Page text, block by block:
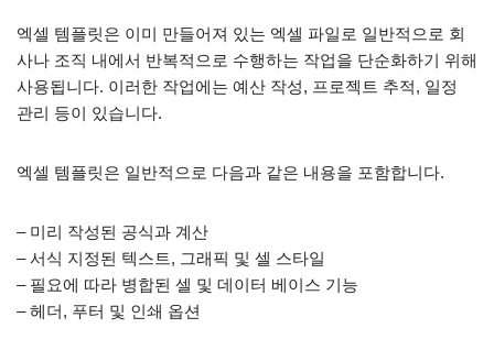
엑셀 템플릿은 이미 만들어져 있는 엑셀 파일로 일반적으로 회
사나 조직 내에서 반복적으로 수행하는 작업을 단순화하기 위해
사용됩니다. 이러한 작업에는 예산 작성, 프로젝트 추적, 일정
관리 등이 있습니다.
엑셀 템플릿은 일반적으로 다음과 같은 내용을 포함합니다.
– 미리 작성된 공식과 계산
– 서식 지정된 텍스트, 그래픽 및 셀 스타일
– 필요에 따라 병합된 셀 및 데이터 베이스 기능
– 헤더, 푸터 및 인쇄 옵션